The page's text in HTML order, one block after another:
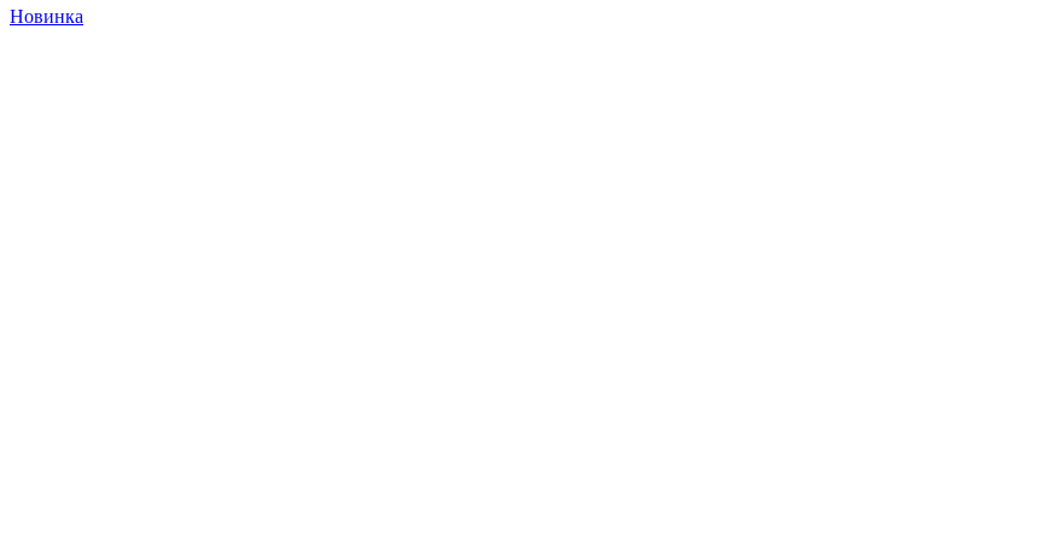
Новинка